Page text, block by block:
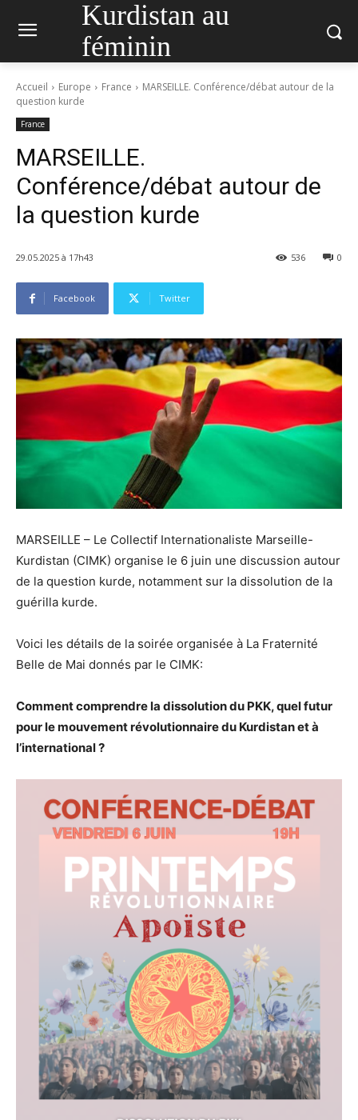
Kurdistan au
féminin
Accueil Europe France
MARSEILLE. Conférence/débat autour de la
question kurde
France
MARSEILLE.
Conférence/débat autour de
la question kurde
29.05.2025 à 17h43 0
536
Facebook Twitter
MARSEILLE – Le Collectif Internationaliste Marseille-
Kurdistan (CIMK) organise le 6 juin une discussion autour
de la question kurde, notamment sur la dissolution de la
guérilla kurde.
Voici les détails de la soirée organisée à La Fraternité
Belle de Mai donnés par le CIMK:
Comment comprendre la dissolution du PKK, quel futur
pour le mouvement révolutionnaire du Kurdistan et à
l’international ?